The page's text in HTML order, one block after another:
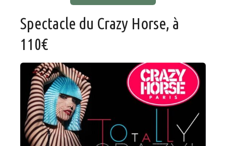
Spectacle du Crazy Horse, à
110€